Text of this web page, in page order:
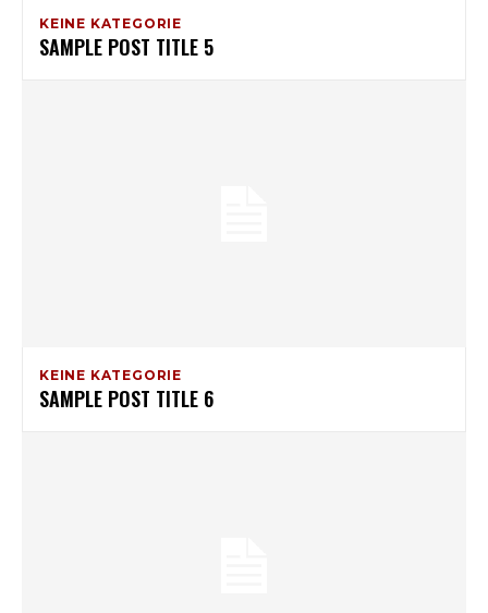
KEINE KATEGORIE
SAMPLE POST TITLE 5
KEINE KATEGORIE
SAMPLE POST TITLE 6